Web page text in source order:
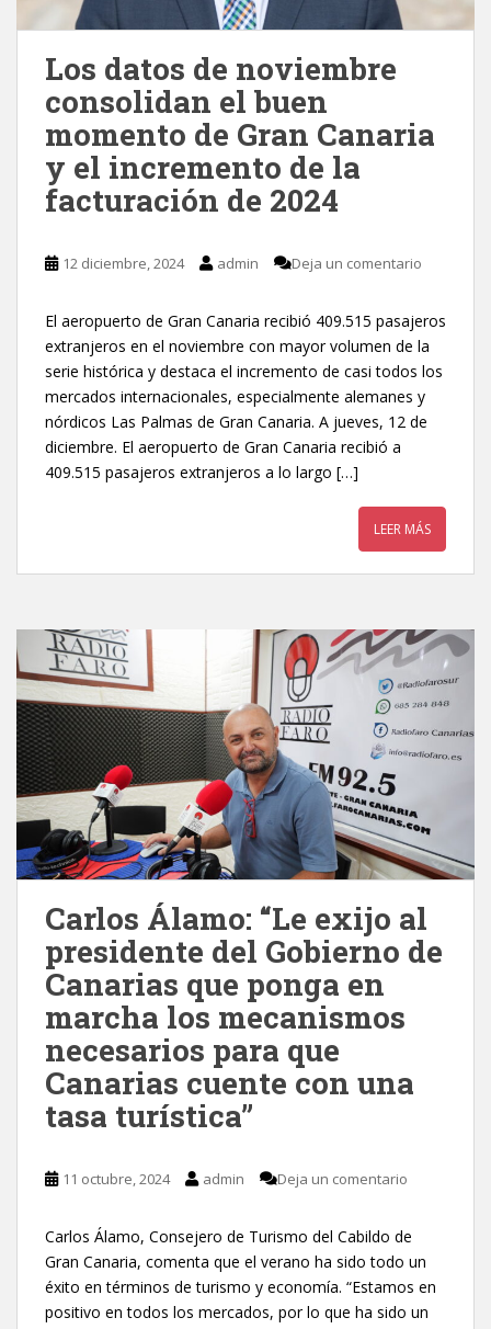
Los datos de noviembre
consolidan el buen
momento de Gran Canaria
y el incremento de la
facturación de 2024
12 diciembre, 2024 admin Deja un comentario
El aeropuerto de Gran Canaria recibió 409.515 pasajeros
extranjeros en el noviembre con mayor volumen de la
serie histórica y destaca el incremento de casi todos los
mercados internacionales, especialmente alemanes y
nórdicos Las Palmas de Gran Canaria. A jueves, 12 de
diciembre. El aeropuerto de Gran Canaria recibió a
409.515 pasajeros extranjeros a lo largo […]
LEER MÁS
Carlos Álamo: “Le exijo al
presidente del Gobierno de
Canarias que ponga en
marcha los mecanismos
necesarios para que
Canarias cuente con una
tasa turística”
11 octubre, 2024 admin Deja un comentario
Carlos Álamo, Consejero de Turismo del Cabildo de
Gran Canaria, comenta que el verano ha sido todo un
éxito en términos de turismo y economía. “Estamos en
positivo en todos los mercados, por lo que ha sido un